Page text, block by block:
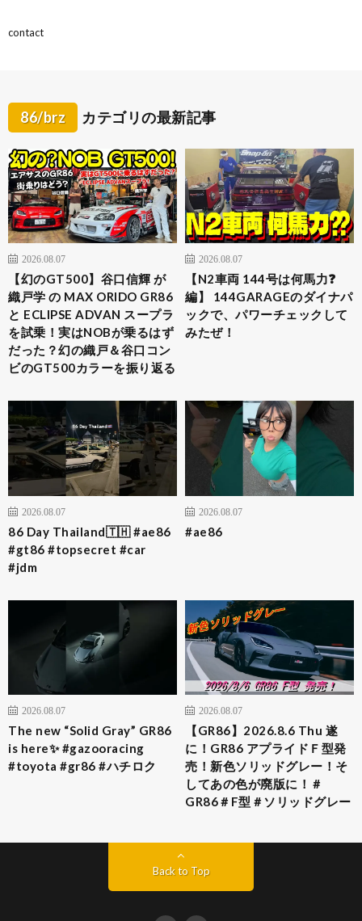
contact
86/brz カテゴリの最新記事
2026.08.07
【幻のGT500】谷口信輝 が
織戸学 の MAX ORIDO GR86
と ECLIPSE ADVAN スープラ
を試乗！実はNOBが乗るはず
だった？幻の織戸＆谷口コン
ビのGT500カラーを振り返る
2026.08.07
【N2車両 144号は何馬力❓
編】 144GARAGEのダイナパ
ックで、パワーチェックして
みたぜ！
2026.08.07
86 Day Thailand🇹🇭 #ae86
#gt86 #topsecret #car
#jdm
2026.08.07
#ae86
2026.08.07
The new “Solid Gray” GR86
is here✨ #gazooracing
#toyota #gr86 #ハチロク
2026.08.07
【GR86】2026.8.6 Thu 遂
に！GR86 アプライドＦ型発
売！新色ソリッドグレー！そ
してあの色が廃版に！＃
GR86＃F型＃ソリッドグレー
Back to Top